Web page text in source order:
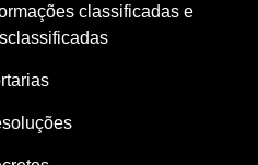
classificadas e